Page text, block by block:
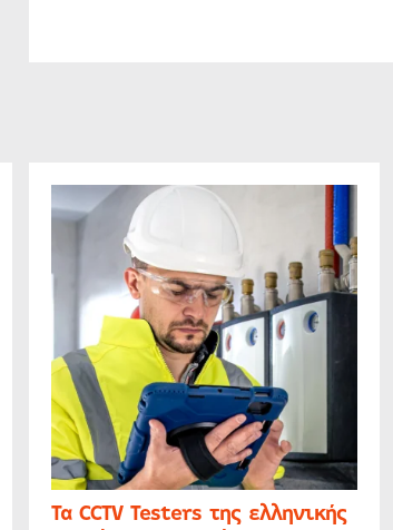
Τα CCTV Testers της ελληνικής